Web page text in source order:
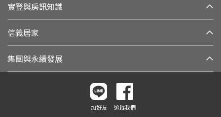
實登與房訊知識
信義居家
集團與永續發展
加好友 追蹤我們